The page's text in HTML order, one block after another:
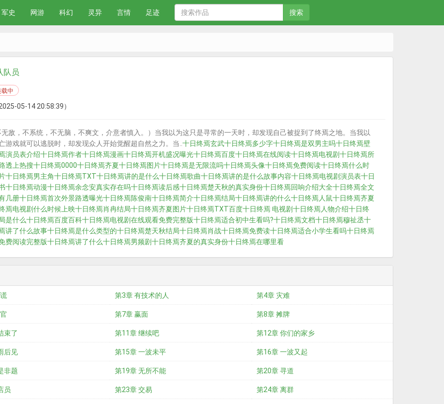
军史 网游 科幻 灵异 言情 足迹 搜索
队员
载中
2025-05-14 20:58:39）
敌，不系统，不无脑，不爽文，介意者慎入。）当我以为这只是寻常的一天时，却发现自己被捉到了终焉之地。当我以
游戏就可以逃脱时，却发现众人开始觉醒超自然之力。当.. 十日终焉玄武十日终焉多少字十日终焉是双男主吗十日终焉壁
演员表介绍十日终焉作者十日终焉漫画十日终焉开机盛况曝光十日终焉百度十日终焉在线阅读十日终焉电视剧十日终焉所
透上热搜十日终焉0000十日终焉齐夏十日终焉图片十日终焉是无限流吗十日终焉头像十日终焉免费阅读十日终焉什么时
十日终焉男主角十日终焉TXT十日终焉讲的是什么十日终焉歌曲十日终焉讲的是什么故事内容十日终焉电视剧演员表十日
十日终焉动漫十日终焉余念安真实存在吗十日终焉读后感十日终焉楚天秋的真实身份十日终焉回响介绍大全十日终焉全文
几册十日终焉首次外景路透曝光十日终焉陈俊南十日终焉简介十日终焉结局十日终焉讲的什么十日终焉人鼠十日终焉齐夏
焉电视剧什么时候上映十日终焉肖冉结局十日终焉齐夏图片十日终焉TXT百度十日终焉 电视剧十日终焉人物介绍十日终
是什么十日终焉百度百科十日终焉电视剧在线观看免费完整版十日终焉适合初中生看吗?十日终焉文档十日终焉穆祉丞十
讲了什么故事十日终焉是什么类型的十日终焉楚天秋结局十日终焉肖战十日终焉免费读十日终焉适合小学生看吗十日终焉
费阅读完整版十日终焉讲了什么十日终焉男频剧十日终焉齐夏的真实身份十日终焉在哪里看
第3章 有技术的人 第4章 灾难
第7章 赢面 第8章 摊牌
束了 第11章 继续吧 第12章 你们的家乡
后见 第15章 一波未平 第16章 一波又起
非题 第19章 无所不能 第20章 寻道
员 第23章 交易 第24章 离群